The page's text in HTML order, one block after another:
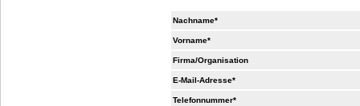
Nachname*
Vorname*
Firma/Organisation
E-Mail-Adresse*
Telefonnummer*